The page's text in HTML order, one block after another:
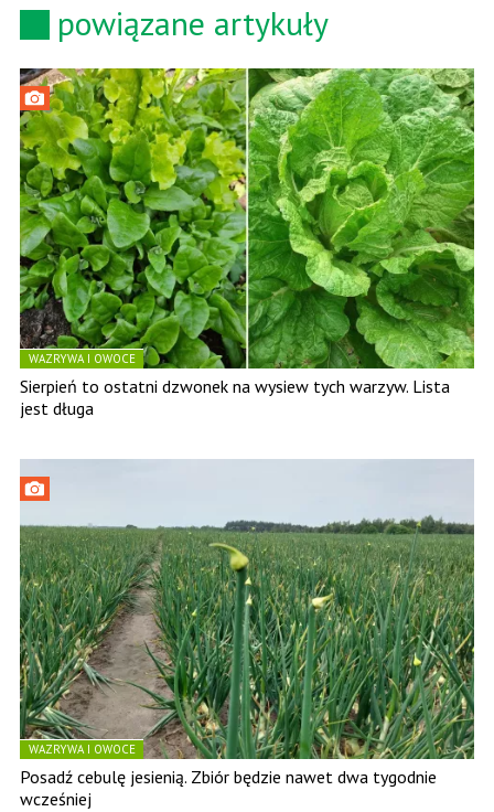
powiązane artykuły
WAZRYWA I OWOCE
Sierpień to ostatni dzwonek na wysiew tych warzyw. Lista
jest długa
WAZRYWA I OWOCE
Posadź cebulę jesienią. Zbiór będzie nawet dwa tygodnie
wcześniej